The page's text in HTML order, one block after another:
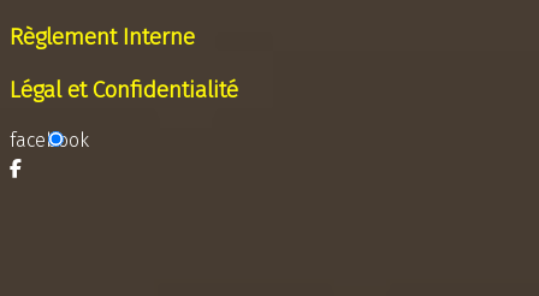
Règlement Interne
Légal et Confidentialité
facebook